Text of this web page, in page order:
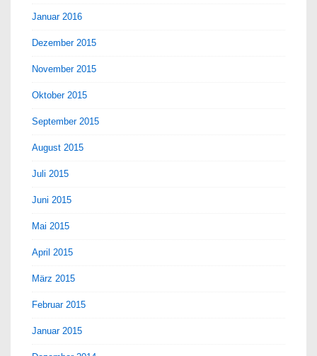
Januar 2016
Dezember 2015
November 2015
Oktober 2015
September 2015
August 2015
Juli 2015
Juni 2015
Mai 2015
April 2015
März 2015
Februar 2015
Januar 2015